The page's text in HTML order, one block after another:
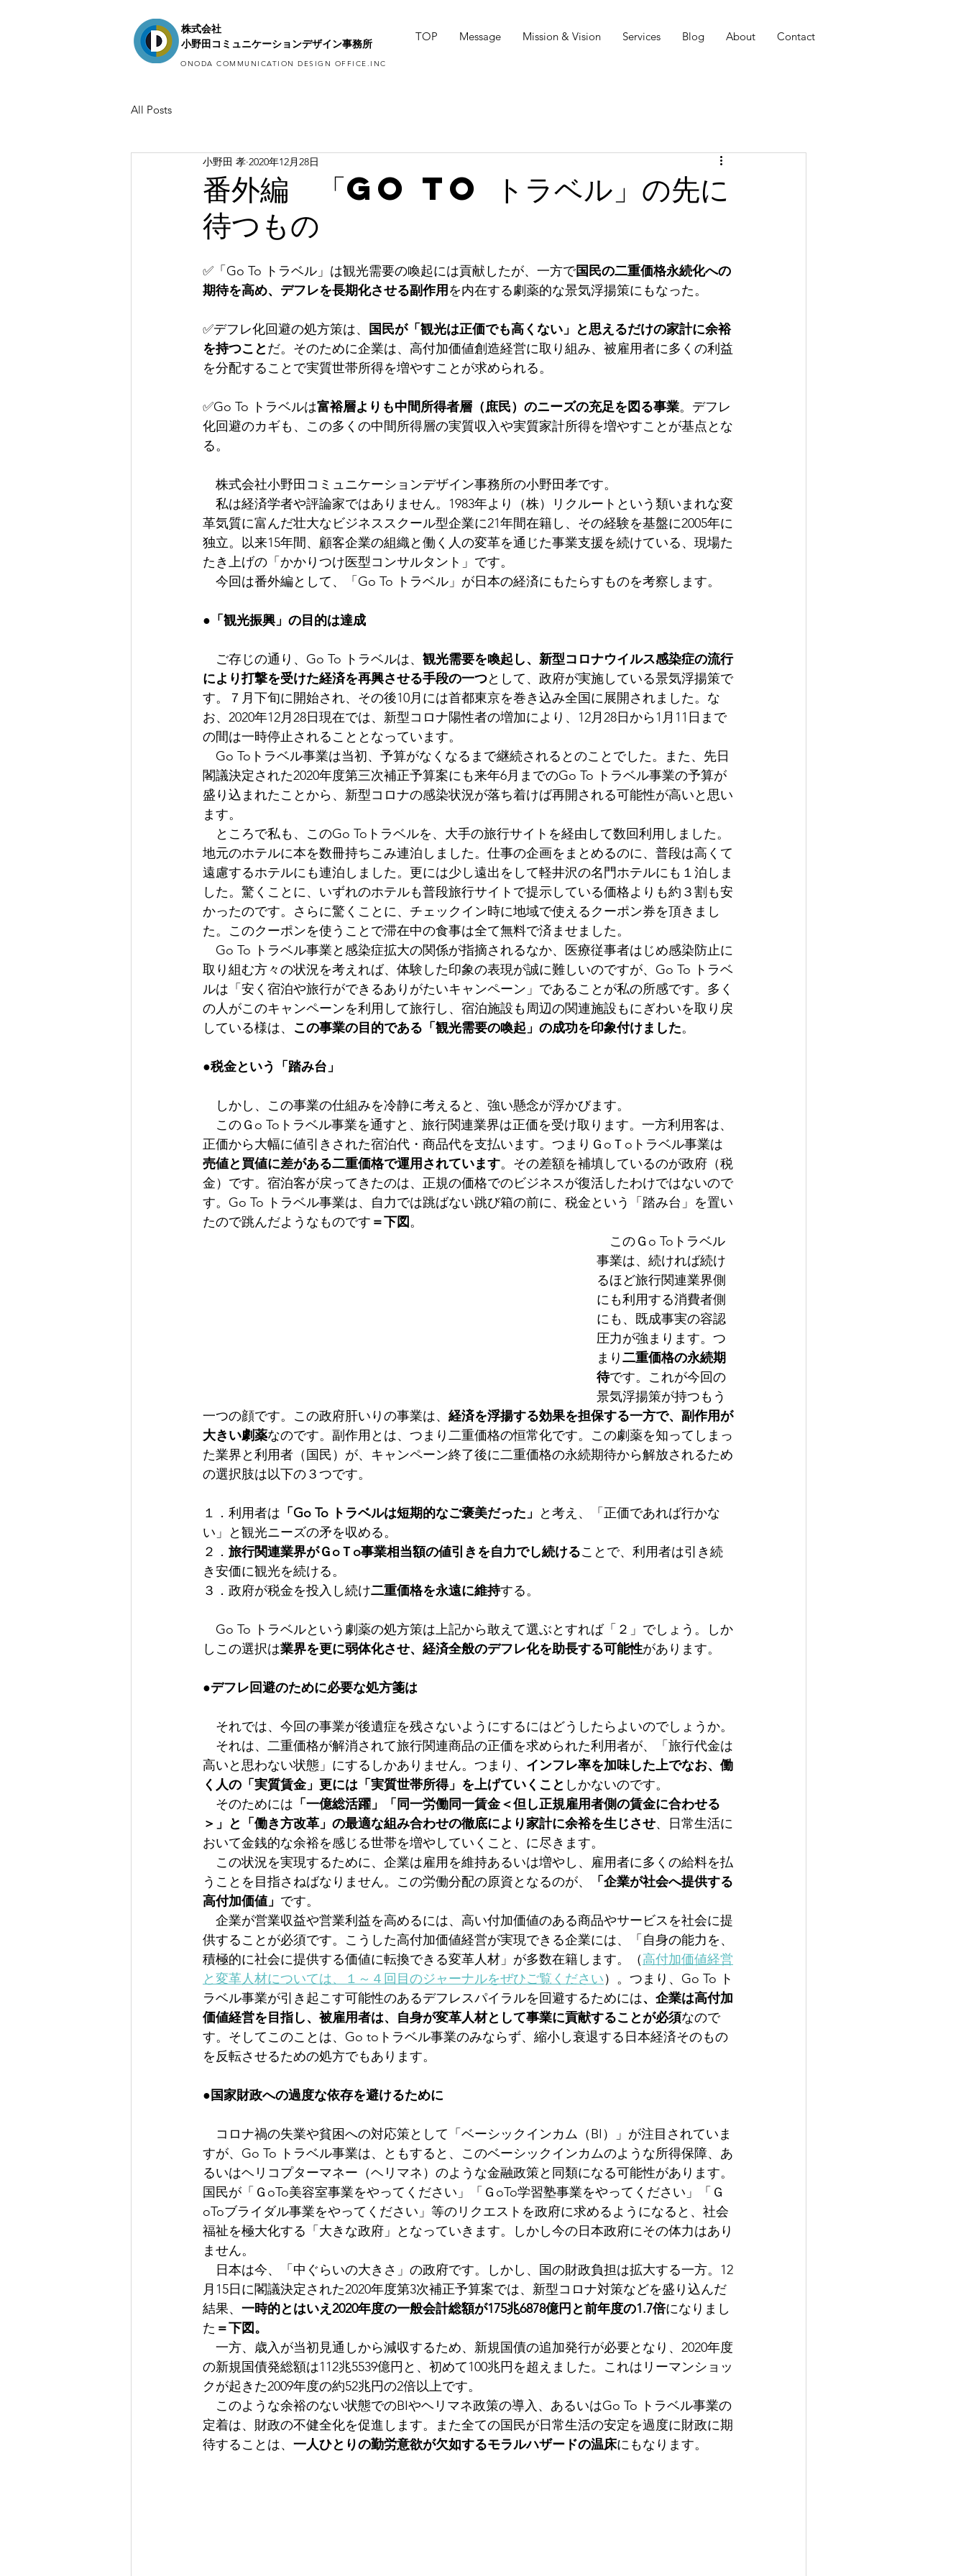
株式会社
小野田コミュニケーションデザイン事務所
TOP Message Mission & Vision Services Blog About Contact
ONODA COMMUNICATION DESIGN OFFICE.INC
All Posts
番外編 「Go To トラベル」の先に
待つもの
小野田 孝 2020年12月28日
✅「Go To トラベル」は観光需要の喚起には貢献したが、一方で国民の二重価格永続化への
期待を高め、デフレを長期化させる副作用 を内在する劇薬的な景気浮揚策にもなった。
✅デフレ化回避の処方策は、
国民が「観光は正価でも高くない」と思えるだけの家計に余裕
を持つことだ。そのために企業は、高付加価値創造経営に取り組み、被雇用者に多くの利益
を分配することで実質世帯所得を増やすことが求められる。
✅Go To トラベルは富裕層よりも中間所得者層（庶民）のニーズの充足を図る事業。デフレ
化回避のカギも、この多くの中間所得層の実質収入や実質家計所得を増やすことが基点とな
る。
株式会社小野田コミュニケーションデザイン事務所の小野田孝です。
私は経済学者や評論家ではありません。1983年より（株）リクルートという類いまれな変
革気質に富んだ壮大なビジネススクール型企業に21年間在籍し、その経験を基盤に2005年に
独立。以来15年間、顧客企業の組織と働く人の変革を通じた事業支援を続けている、現場た
たき上げの「かかりつけ医型コンサルタント」です。
今回は番外編として、「Go To トラベル」が日本の経済にもたらすものを考察します。
●「観光振興」の目的は達成
ご存じの通り、Go To トラベルは、 観光需要を喚起し、新型コロナウイルス感染症の流行
により打撃を受けた経済を再興させる手段の一つとして、政府が実施している景気浮揚策で
す。７月下旬に開始され、その後10月には首都東京を巻き込み全国に展開されました。な
お、2020年12月28日現在では、新型コロナ陽性者の増加により、12月28日から1月11日まで
の間は一時停止されることとなっています。
Go Toトラベル事業は当初、予算がなくなるまで継続されるとのことでした。また、先日
閣議決定された2020年度第三次補正予算案にも来年6月までのGo To トラベル事業の予算が
盛り込まれたことから、新型コロナの感染状況が落ち着けば再開される可能性が高いと思い
ます。
ところで私も、このGo Toトラベルを、大手の旅行サイトを経由して数回利用しました。
地元のホテルに本を数冊持ちこみ連泊しました。仕事の企画をまとめるのに、普段は高くて
遠慮するホテルにも連泊しました。更には少し遠出をして軽井沢の名門ホテルにも１泊しま
した。驚くことに、いずれのホテルも普段旅行サイトで提示している価格よりも約３割も安
かったのです。さらに驚くことに、チェックイン時に地域で使えるクーポン券を頂きまし
た。このクーポンを使うことで滞在中の食事は全て無料で済ませました。
Go To トラベル事業と感染症拡大の関係が指摘されるなか、医療従事者はじめ感染防止に
取り組む方々の状況を考えれば、体験した印象の表現が誠に難しいのですが、Go To トラベ
ルは「安く宿泊や旅行ができるありがたいキャンペーン」であることが私の所感です。多く
の人がこのキャンペーンを利用して旅行し、宿泊施設も周辺の関連施設もにぎわいを取り戻
している様は、 この事業の目的である「観光需要の喚起」の成功を印象付けました。
●税金という「踏み台」
しかし、この事業の仕組みを冷静に考えると、強い懸念が浮かびます。
このＧo Toトラベル事業を通すと、旅行関連業界は正価を受け取ります。一方利用客は、
正価から大幅に値引きされた宿泊代・商品代を支払います。つまりＧoＴoトラベル事業は
売値と買値に差がある二重価格で運用されています。その差額を補填しているのが政府（税
金）です。宿泊客が戻ってきたのは、正規の価格でのビジネスが復活したわけではないので
す。Go To トラベル事業は、自力では跳ばない跳び箱の前に、税金という「踏み台」を置い
たので跳んだようなものです ＝下図。
このＧo Toトラベル
事業は、続ければ続け
るほど旅行関連業界側
にも利用する消費者側
にも、既成事実の容認
圧力が強まります。つ
まり二重価格の永続期
待です。これが今回の
景気浮揚策が持つもう
一つの顔です。この政府肝いりの事業は、 経済を浮揚する効果を担保する一方で、副作用が
大きい劇薬なのです。副作用とは、つまり二重価格の恒常化です。この劇薬を知ってしまっ
た業界と利用者（国民）が、キャンペーン終了後に二重価格の永続期待から解放されるため
の選択肢は以下の３つです。
１．利用者は 「Go To トラベルは短期的なご褒美だった」 と考え、「正価であれば行かな
い」と観光ニーズの矛を収める。
２． 旅行関連業界がＧoＴo事業相当額の値引きを自力でし続けることで、利用者は引き続
き安価に観光を続ける。
３．政府が税金を投入し続け二重価格を永遠に維持する。
Go To トラベルという劇薬の処方策は上記から敢えて選ぶとすれば「２」でしょう。しか
しこの選択は業界を更に弱体化させ、経済全般のデフレ化を助長する可能性があります。
●デフレ回避のために必要な処方箋は
それでは、今回の事業が後遺症を残さないようにするにはどうしたらよいのでしょうか。
それは、二重価格が解消されて旅行関連商品の正価を求められた利用者が、「旅行代金は
高いと思わない状態」にするしかありません。つまり、 インフレ率を加味した上でなお、働
く人の「実質賃金」更には「実質世帯所得」を上げていくこと しかないのです。
そのためには 「一億総活躍」「同一労働同一賃金＜但し正規雇用者側の賃金に合わせる
＞」と「働き方改革」の最適な組み合わせの徹底により家計に余裕を生じさせ、日常生活に
おいて金銭的な余裕を感じる世帯を増やしていくこと、に尽きます。
この状況を実現するために、企業は雇用を維持あるいは増やし、雇用者に多くの給料を払
うことを目指さねばなりません。この労働分配の原資となるのが、
「企業が社会へ提供する
高付加価値」 です。
企業が営業収益や営業利益を高めるには、高い付加価値のある商品やサービスを社会に提
供することが必須です。こうした高付加価値経営が実現できる企業には、「自身の能力を、
積極的に社会に提供する価値に転換できる変革人材」が多数在籍します。（高付加価値経営
と変革人材については、１～４回目のジャーナルをぜひご覧ください）。つまり、Go To ト
ラベル事業が引き起こす可能性のあるデフレスパイラルを回避するためには、企業は高付加
価値経営を目指し、被雇用者は、自身が変革人材として事業に貢献することが必須なので
す。そしてこのことは、Go toトラベル事業のみならず、縮小し衰退する日本経済そのもの
を反転させるための処方でもあります。
●国家財政への過度な依存を避けるために
コロナ禍の失業や貧困への対応策として「ベーシックインカム（BI）」が注目されていま
すが、Go To トラベル事業は、ともすると、このベーシックインカムのような所得保障、あ
るいはヘリコプターマネー（ヘリマネ）のような金融政策と同類になる可能性があります。
国民が「ＧoTo美容室事業をやってください」「ＧoTo学習塾事業をやってください」「Ｇ
oToブライダル事業をやってください」等のリクエストを政府に求めるようになると、社会
福祉を極大化する「大きな政府」となっていきます。しかし今の日本政府にその体力はあり
ません。
日本は今、「中ぐらいの大きさ」の政府です。しかし、国の財政負担は拡大する一方。12
月15日に閣議決定された2020年度第3次補正予算案では、新型コロナ対策などを盛り込んだ
結果、 一時的とはいえ2020年度の一般会計総額が175兆6878億円と前年度の1.7倍になりまし
た ＝下図。
一方、歳入が当初見通しから減収するため、新規国債の追加発行が必要となり、2020年度
の新規国債発総額は112兆5539億円と、初めて100兆円を超えました。これはリーマンショッ
クが起きた2009年度の約52兆円の2倍以上です。
このような余裕のない状態でのBIやヘリマネ政策の導入、あるいはGo To トラベル事業の
定着は、財政の不健全化を促進します。また全ての国民が日常生活の安定を過度に財政に期
待することは、 一人ひとりの勤労意欲が欠如するモラルハザードの温床にもなります。